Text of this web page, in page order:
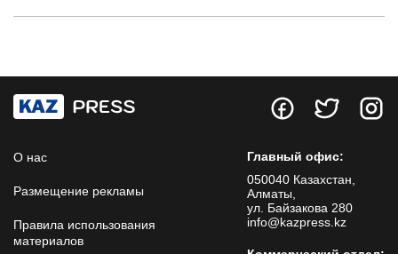
О нас
Размещение рекламы
Правила использования
материалов
Главный офис:
050040 Казахстан,
Алматы,
ул. Байзакова 280
info@kazpress.kz